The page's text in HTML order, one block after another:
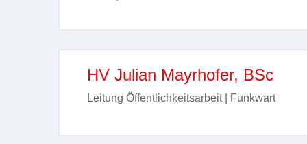
HV Julian Mayrhofer, BSc
Leitung Öffentlichkeitsarbeit | Funkwart